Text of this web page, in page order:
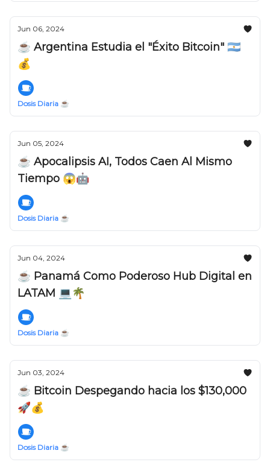
Jun 06, 2024
☕️ Argentina Estudia el "Éxito Bitcoin" 🇦🇷
💰
Dosis Diaria ☕️
Jun 05, 2024
☕️ Apocalipsis AI, Todos Caen Al Mismo
Tiempo 😱🤖
Dosis Diaria ☕️
Jun 04, 2024
☕️ Panamá Como Poderoso Hub Digital en
LATAM 💻🌴
Dosis Diaria ☕️
Jun 03, 2024
☕️ Bitcoin Despegando hacia los $130,000
🚀💰
Dosis Diaria ☕️